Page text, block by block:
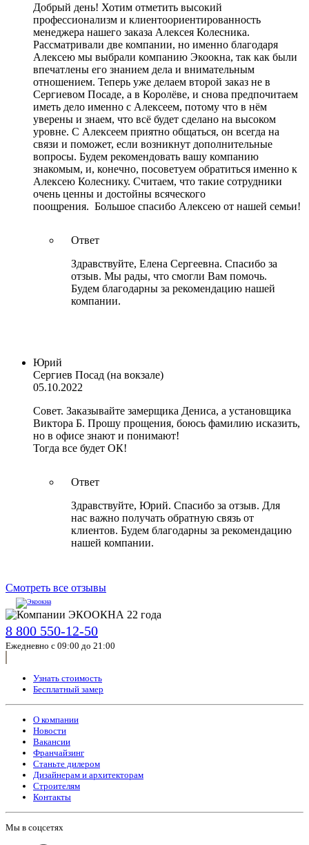
Добрый день! Хотим отметить высокий
профессионализм и клиентоориентированность
менеджера нашего заказа Алексея Колесника.
Рассматривали две компании, но именно благодаря
Алексею мы выбрали компанию Экоокна, так как были
впечатлены его знанием дела и внимательным
отношением. Теперь уже делаем второй заказ не в
Сергиевом Посаде, а в Королёве, и снова предпочитаем
иметь дело именно с Алексеем, потому что в нём
уверены и знаем, что всё будет сделано на высоком
уровне. С Алексеем приятно общаться, он всегда на
связи и поможет, если возникнут дополнительные
вопросы. Будем рекомендовать вашу компанию
знакомым, и, конечно, посоветуем обратиться именно к
Алексею Колеснику. Считаем, что такие сотрудники
очень ценны и достойны всяческого
поощрения. Большое спасибо Алексею от нашей семьи!
Ответ
Здравствуйте, Елена Сергеевна. Спасибо за
отзыв. Мы рады, что смогли Вам помочь.
Будем благодарны за рекомендацию нашей
компании.
Юрий
Сергиев Посад (на вокзале)
05.10.2022
Совет. Заказывайте замерщика Дениса, а установщика
Виктора Б. Прошу прощения, боюсь фамилию исказить,
но в офисе знают и понимают!
Тогда все будет ОК!
Ответ
Здравствуйте, Юрий. Спасибо за отзыв. Для
нас важно получать обратную связь от
клиентов. Будем благодарны за рекомендацию
нашей компании.
Смотреть все отзывы
8 800 550-12-50
Ежедневно с 09:00 до 21:00
Узнать стоимость
Бесплатный замер
О компании
Новости
Вакансии
Франчайзинг
Станьте дилером
Дизайнерам и архитекторам
Строителям
Контакты
Мы в соцсетях